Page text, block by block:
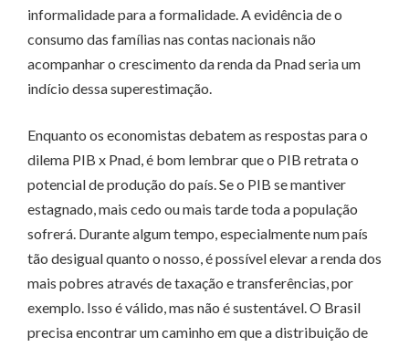
informalidade para a formalidade. A evidência de o
consumo das famílias nas contas nacionais não
acompanhar o crescimento da renda da Pnad seria um
indício dessa superestimação.
Enquanto os economistas debatem as respostas para o
dilema PIB x Pnad, é bom lembrar que o PIB retrata o
potencial de produção do país. Se o PIB se mantiver
estagnado, mais cedo ou mais tarde toda a população
sofrerá. Durante algum tempo, especialmente num país
tão desigual quanto o nosso, é possível elevar a renda dos
mais pobres através de taxação e transferências, por
exemplo. Isso é válido, mas não é sustentável. O Brasil
precisa encontrar um caminho em que a distribuição de